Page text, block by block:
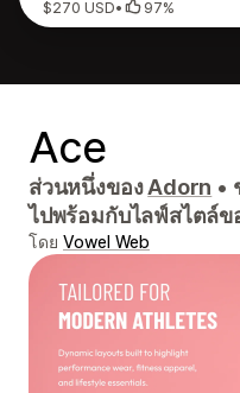
$270 USD• 97%
Ace
ส่วนหนึ่งของAdorn •
ไปพร้อมกับไลฟ์สไตล์
โดย Vowel Web